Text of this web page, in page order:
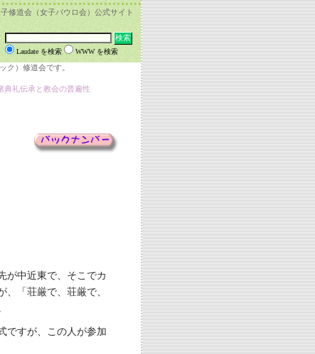
修道会（女子パウロ会）公式サイト
Laudate を検索 WWW を検索
ク）修道会です。
礼伝承と教会の普遍性
が中近東で、そこでカ
「荘厳で、荘厳で、
ですが、この人が参加